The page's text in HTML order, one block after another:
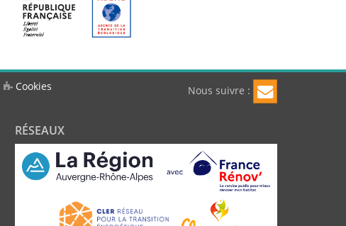
Cookies Nous suivre :
RÉSEAUX